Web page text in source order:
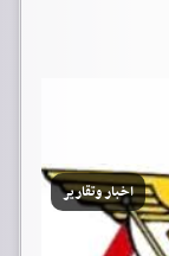
اخبار وتقارير